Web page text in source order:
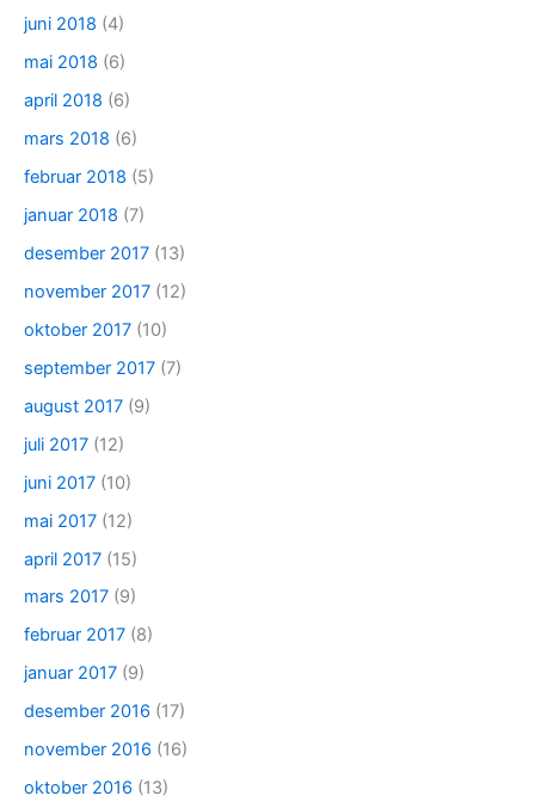
juni 2018 (4)
mai 2018 (6)
april 2018 (6)
mars 2018 (6)
februar 2018 (5)
januar 2018 (7)
desember 2017 (13)
november 2017 (12)
oktober 2017 (10)
september 2017 (7)
august 2017 (9)
juli 2017 (12)
juni 2017 (10)
mai 2017 (12)
april 2017 (15)
mars 2017 (9)
februar 2017 (8)
januar 2017 (9)
desember 2016 (17)
november 2016 (16)
oktober 2016 (13)